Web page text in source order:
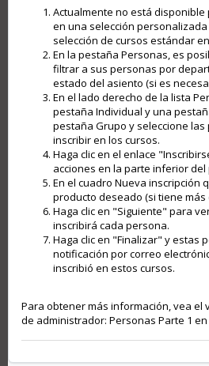
Actualmente no está
en una selección
selección de cursos estándar
En la pestaña Personas, es
filtrar a sus personas por
estado del asiento (si es
En el lado derecho de la lista
pestaña Individual y una
pestaña Grupo y seleccione
inscribir en los cursos.
Haga clic en el enlace
acciones en la parte inferior
En el cuadro Nueva inscripción
producto deseado (si tiene más
Haga clic en "Siguiente" para
inscribirá cada persona.
Haga clic en "Finalizar" y estas
notificación por correo
inscribió en estos cursos.
Para obtener más información, vea el
de administrador: Personas Parte 1